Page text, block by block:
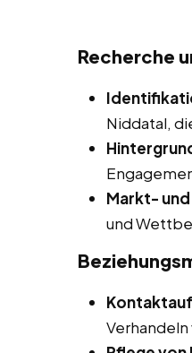
Recherche
Niddatal,
Markt-
und